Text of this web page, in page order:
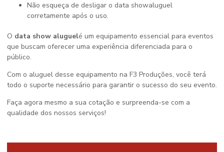
Não esqueça de desligar o data showaluguel
corretamente após o uso.
O data show aluguelé um equipamento essencial para eventos
que buscam oferecer uma experiência diferenciada para o
público.
Com o aluguel desse equipamento na F3 Produções, você terá
todo o suporte necessário para garantir o sucesso do seu evento.
Faça agora mesmo a sua cotação e surpreenda-se com a
qualidade dos nossos serviços!